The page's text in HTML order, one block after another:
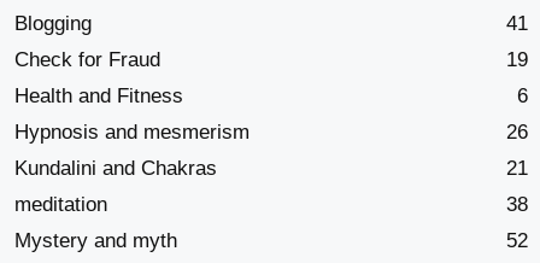
Blogging
41
Check for Fraud
19
Health and Fitness
6
Hypnosis and mesmerism
26
Kundalini and Chakras
21
meditation
38
Mystery and myth
52